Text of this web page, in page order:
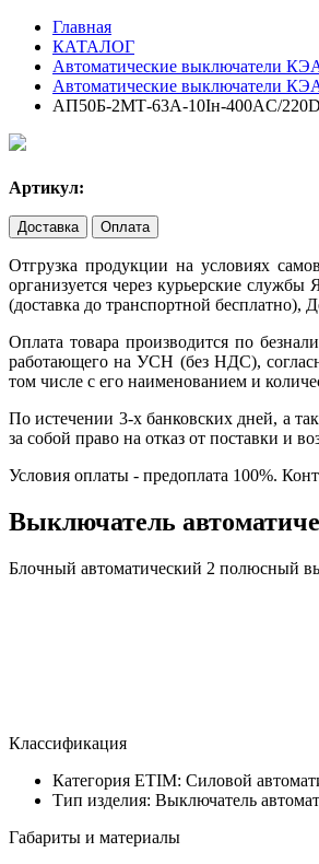
Главная
КАТАЛОГ
Автоматические выключатели
Автоматические выключатели
АП50Б-2МТ-63А-10Iн-400AC/
Артикул:
Доставка Оплата
Отгрузка продукции на условиях
организуется через курьерские
(доставка до транспортной
Оплата товара производится по
работающего на УСН (без НДС),
том числе с его наименованием и
По истечении 3-х банковских дней, а
за собой право на отказ от поставки и
Условия оплаты - предоплата 100%.
Выключатель
Блочный автоматический 2 полюсный
Классификация
Категория ETIM: Силовой
Тип изделия: Выключатель
Габариты и материалы